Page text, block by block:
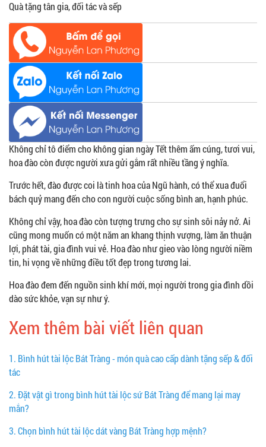
Quà tặng tân gia, đối tác và sếp
Không chỉ tô điểm cho không gian ngày Tết thêm ấm cúng, tươi vui,
hoa đào còn được người xưa gửi gắm rất nhiều tầng ý nghĩa.
Trước hết, đào được coi là tinh hoa của Ngũ hành, có thể xua đuổi
bách quỷ mang đến cho con người cuộc sống bình an, hạnh phúc.
Không chỉ vậy, hoa đào còn tượng trưng cho sự sinh sôi nảy nở. Ai
cũng mong muốn có một năm an khang thịnh vượng, làm ăn thuận
lợi, phát tài, gia đình vui vẻ. Hoa đào như gieo vào lòng người niềm
tin, hi vọng về những điều tốt đẹp trong tương lai.
Hoa đào đem đến nguồn sinh khí mới, mọi người trong gia đình dồi
dào sức khỏe, vạn sự như ý.
Xem thêm bài viết liên quan
1. Bình hút tài lộc Bát Tràng - món quà cao cấp dành tặng sếp & đối
tác
2.Đặt vật gì trong bình hút tài lộc sứ Bát Tràng để mang lại may
mắn?
3.Chọn bình hút tài lộc dát vàng Bát Tràng hợp mệnh?